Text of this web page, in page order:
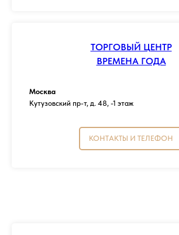
ТОРГОВЫЙ ЦЕНТР
ВРЕМЕНА ГОДА
Москва
Кутузовский пр-т, д. 48, -1 этаж
КОНТАКТЫ И ТЕЛЕФОН